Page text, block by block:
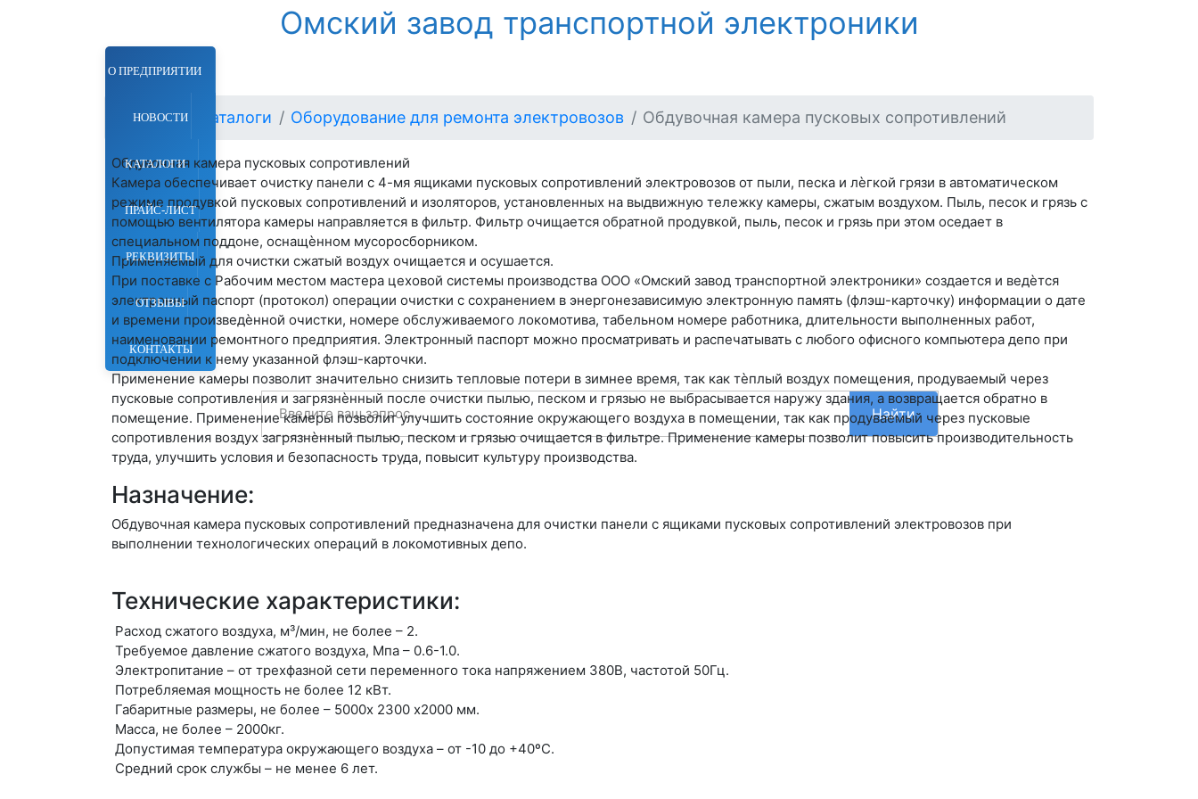
Омский завод транспортной электроники
О ПРЕДПРИЯТИИ
НОВОСТИ
КАТАЛОГИ
ПРАЙС-ЛИСТ
РЕКВИЗИТЫ
ОТЗЫВЫ
КОНТАКТЫ
Найти
Главная Каталоги Оборудование для ремонта электровозов Обдувочная камера пусковых сопротивлений
Обдувочная камера пусковых сопротивлений
Камера обеспечивает очистку панели с 4-мя ящиками пусковых сопротивлений электровозов от пыли, песка и лѐгкой грязи в автоматическом
режиме продувкой пусковых сопротивлений и изоляторов, установленных на выдвижную тележку камеры, сжатым воздухом. Пыль, песок и грязь с
помощью вентилятора камеры направляется в фильтр. Фильтр очищается обратной продувкой, пыль, песок и грязь при этом оседает в
специальном поддоне, оснащѐнном мусоросборником.
Применяемый для очистки сжатый воздух очищается и осушается.
При поставке с Рабочим местом мастера цеховой системы производства ООО «Омский завод транспортной электроники» создается и ведѐтся
электронный паспорт (протокол) операции очистки с сохранением в энергонезависимую электронную память (флэш-карточку) информации о дате
и времени произведѐнной очистки, номере обслуживаемого локомотива, табельном номере работника, длительности выполненных работ,
наименовании ремонтного предприятия. Электронный паспорт можно просматривать и распечатывать с любого офисного компьютера депо при
подключении к нему указанной флэш-карточки.
Применение камеры позволит значительно снизить тепловые потери в зимнее время, так как тѐплый воздух помещения, продуваемый через
пусковые сопротивления и загрязнѐнный после очистки пылью, песком и грязью не выбрасывается наружу здания, а возвращается обратно в
помещение. Применение камеры позволит улучшить состояние окружающего воздуха в помещении, так как продуваемый через пусковые
сопротивления воздух загрязнѐнный пылью, песком и грязью очищается в фильтре. Применение камеры позволит повысить производительность
труда, улучшить условия и безопасность труда, повысит культуру производства.
Назначение:
Обдувочная камера пусковых сопротивлений предназначена для очистки панели с ящиками пусковых сопротивлений электровозов при
выполнении технологических операций в локомотивных депо.
Технические характеристики:
Расход сжатого воздуха, м³/мин, не более – 2.
Требуемое давление сжатого воздуха, Мпа – 0.6-1.0.
Электропитание – от трехфазной сети переменного тока напряжением 380В, частотой 50Гц.
Потребляемая мощность не более 12 кВт.
Габаритные размеры, не более – 5000х 2300 х2000 мм.
Масса, не более – 2000кг.
Допустимая температура окружающего воздуха – от -10 до +40ºC.
Средний срок службы – не менее 6 лет.